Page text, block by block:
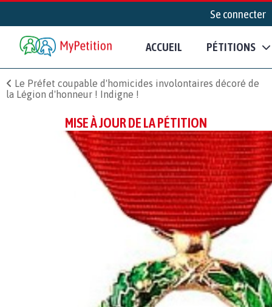
Se connecter
ACCUEIL PÉTITIONS
Le Préfet coupable d'homicides involontaires décoré de
la Légion d'honneur ! Indigne !
MISE À JOUR DE LA PÉTITION